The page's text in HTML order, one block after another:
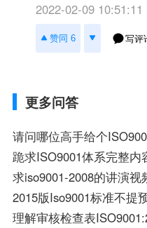
2022-02-09 10:51:11
赞同 6 写评
更多问答
跪求ISO9001体系完整内
求iso9001-2008的讲演
理解审核检查表